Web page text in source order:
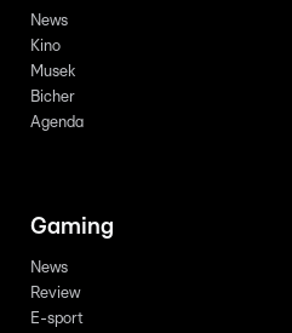
News
Kino
Musek
Bicher
Agenda
Gaming
News
Review
E-sport